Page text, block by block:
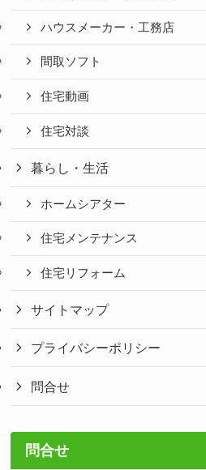
ハウスメーカー・工務店
間取ソフト
住宅動画
住宅対談
暮らし・生活
ホームシアター
住宅メンテナンス
住宅リフォーム
サイトマップ
プライバシーポリシー
問合せ
問合せ